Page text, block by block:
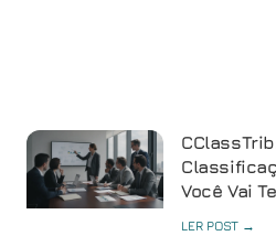
Você Vai
LER POST →